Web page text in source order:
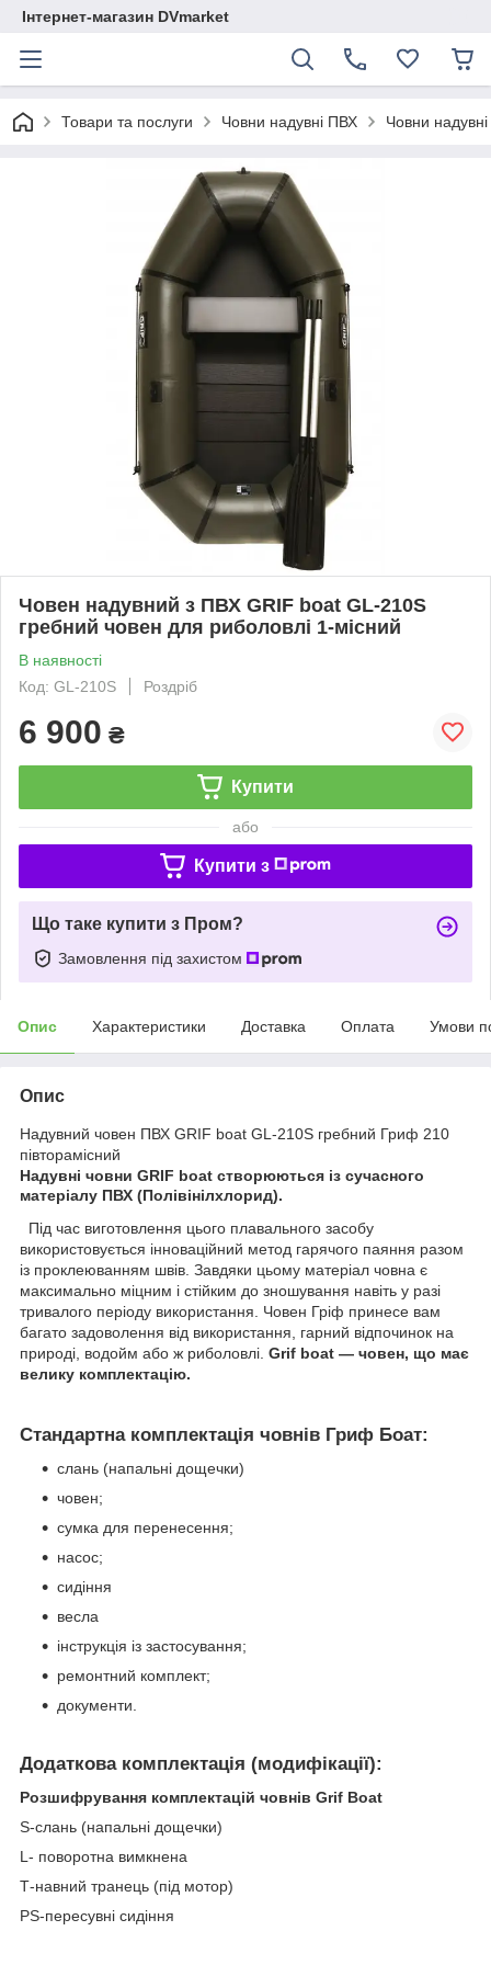
Інтернет-магазин DVmarket
Товари та послуги Човни надувні ПВХ Човни надувні
Човен надувний з ПВХ GRIF boat GL-210S
гребний човен для риболовлі 1-місний
В наявності
Код: GL-210S
Роздріб
6 900 ₴
Купити
або
Купити з
Що таке купити з Пром?
Замовлення під захистом
Опис Характеристики Доставка Оплата Умови
Опис
Надувний човен ПВХ GRIF boat GL-210S гребний Гриф 210
півторамісний
Надувні човни GRIF boat створюються із сучасного
матеріалу ПВХ (Полівінілхлорид).
Під час виготовлення цього плавального засобу
використовується інноваційний метод гарячого паяння разом
із проклеюванням швів. Завдяки цьому матеріал човна є
максимально міцним і стійким до зношування навіть у разі
тривалого періоду використання. Човен Гріф принесе вам
багато задоволення від використання, гарний відпочинок на
природі, водойм або ж риболовлі. Grif boat — човен, що має
велику комплектацію.
Стандартна комплектація човнів Гриф Боат:
слань (напальні дощечки)
човен;
сумка для перенесення;
насос;
сидіння
весла
інструкція із застосування;
ремонтний комплект;
документи.
Додаткова комплектація (модифікації):
Розшифрування комплектацій човнів Grif Boat
S-слань (напальні дощечки)
L- поворотна вимкнена
Т-навний транець (під мотор)
PS-пересувні сидіння